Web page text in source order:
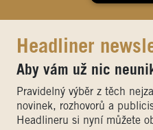
Headliner
Aby vám už nic
Pravidelný výběr z těch
novinek, rozhovorů a
Headlineru si nyní můžete